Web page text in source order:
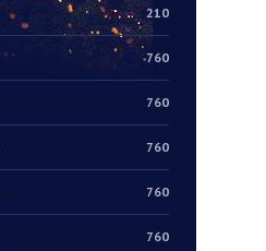
210
760
760
760
760
760